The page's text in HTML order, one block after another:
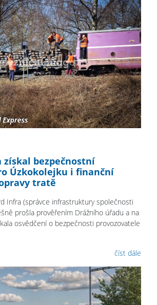
získal bezpečnostní
Úzkokolejku i finanční
tratě
Infra (správce infrastruktury společnosti
prošla prověřením Drážního úřadu a na
osvědčení o bezpečnosti provozovatele
číst dále